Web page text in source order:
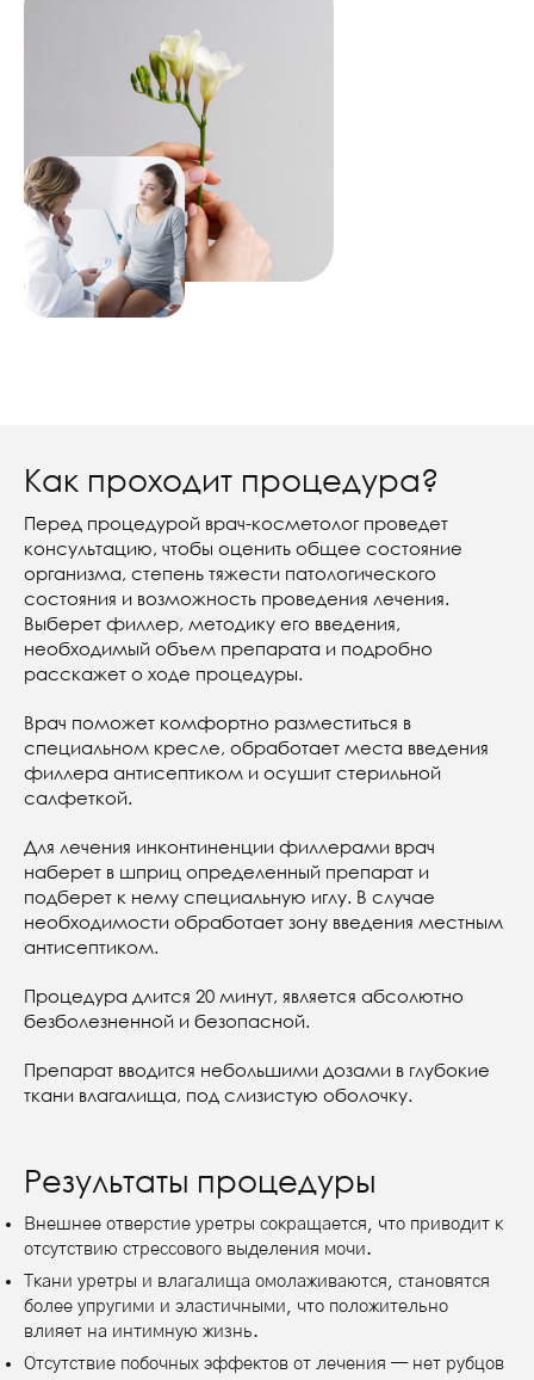
Как проходит процедура?
Перед процедурой врач-косметолог проведет
консультацию, чтобы оценить общее состояние
организма, степень тяжести патологического
состояния и возможность проведения лечения.
Выберет филлер, методику его введения,
необходимый объем препарата и подробно
расскажет о ходе процедуры.
Врач поможет комфортно разместиться в
специальном кресле, обработает места введения
филлера антисептиком и осушит стерильной
салфеткой.
Для лечения инконтиненции филлерами врач
наберет в шприц определенный препарат и
подберет к нему специальную иглу. В случае
необходимости обработает зону введения местным
антисептиком.
Процедура длится 20 минут, является абсолютно
безболезненной и безопасной.
Препарат вводится небольшими дозами в глубокие
ткани влагалища, под слизистую оболочку.
Результаты процедуры
Внешнее отверстие уретры сокращается, что приводит к
отсутствию стрессового выделения мочи.
Ткани уретры и влагалища омолаживаются, становятся
более упругими и эластичными, что положительно
влияет на интимную жизнь.
Отсутствие побочных эффектов от лечения — нет рубцов